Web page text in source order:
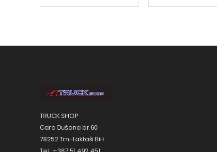
TRUCK SHOP
Cara Dušana br.60
78252 Trn-Laktaši BiH